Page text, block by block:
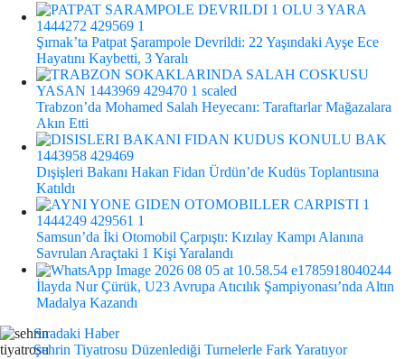
Şırnak’ta Patpat Şarampole Devrildi: 22 Yaşındaki Ayşe Ece
Hayatını Kaybetti, 3 Yaralı
Trabzon’da Mohamed Salah Heyecanı: Taraftarlar Mağazalara
Akın Etti
Dışişleri Bakanı Hakan Fidan Ürdün’de Kudüs Toplantısına
Katıldı
Samsun’da İki Otomobil Çarpıştı: Kızılay Kampı Alanına
Savrulan Araçtaki 1 Kişi Yaralandı
İlayda Nur Çürük, U23 Avrupa Atıcılık Şampiyonası’nda Altın
Madalya Kazandı
Sıradaki Haber
Şehrin Tiyatrosu Düzenlediği Turnelerle Fark Yaratıyor